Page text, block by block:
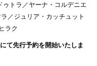
トラ／ヤーナ・コルデニエ
／ジュリア・カッチュット
ラク
て先行予約を開始いたしま